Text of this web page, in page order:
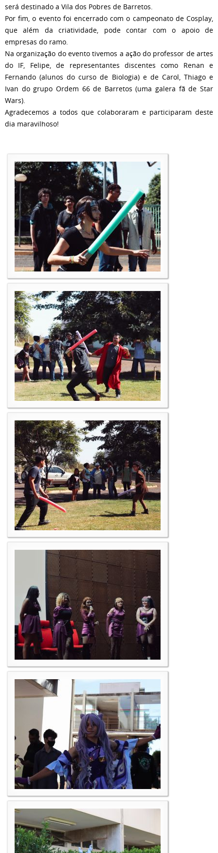
será destinado a Vila dos Pobres de Barretos.
Por fim, o evento foi encerrado com o campeonato de Cosplay,
que além da criatividade, pode contar com o apoio de
empresas do ramo.
Na organização do evento tivemos a ação do professor de artes
do IF, Felipe, de representantes discentes como Renan e
Fernando (alunos do curso de Biologia) e de Carol, Thiago e
Ivan do grupo Ordem 66 de Barretos (uma galera fã de Star
Wars).
Agradecemos a todos que colaboraram e participaram deste
dia maravilhoso!